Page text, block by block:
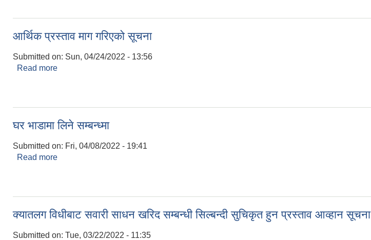
आर्थिक प्रस्ताव माग गरिएको सूचना
Submitted on: Sun, 04/24/2022 - 13:56
Read more
घर भाडामा लिने सम्बन्ध्मा
Submitted on: Fri, 04/08/2022 - 19:41
Read more
क्यातलग विधीबाट सवारी साधन खरिद सम्बन्धी सिल्बन्दी सुचिकृत हुन प्रस्ताव आव्हान सूचना
Submitted on: Tue, 03/22/2022 - 11:35